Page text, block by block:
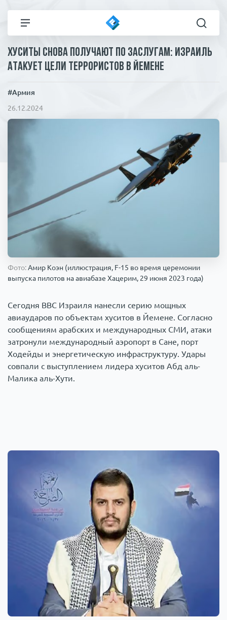
Все новости
Коронавирус
Происшествия
Армия
Технологии
Пресса
Статьи
Хуситы снова получают по заслугам: Израиль
атакует цели террористов в Йемене
#Армия
26.12.2024
Фото:Амир Коэн (иллюстрация, F-15 во время церемонии
выпуска пилотов на авиабазе Хацерим, 29 июня 2023 года)
Сегодня ВВС Израиля нанесли серию мощных
авиаударов по объектам хуситов в Йемене. Согласно
сообщениям арабских и международных СМИ, атаки
затронули международный аэропорт в Сане, порт
Ходейды и энергетическую инфраструктуру. Удары
совпали с выступлением лидера хуситов Абд аль-
Малика аль-Хути.